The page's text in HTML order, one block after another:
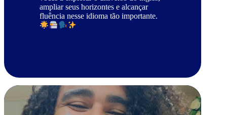
ampliar seus horizontes e alcançar
fluência nesse idioma tão importante.